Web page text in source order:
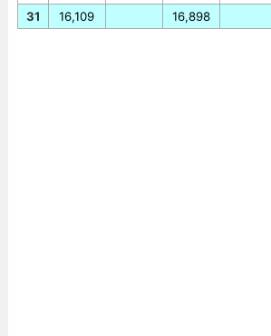
31
16,109
16,898